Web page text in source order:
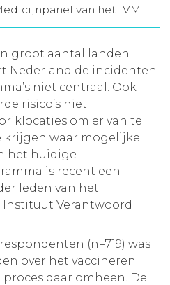
van het IVM.
groot aantal landen
Nederland de incidenten
niet centraal. Ook
risico’s niet
om er van te
krijgen waar mogelijke
het huidige
is recent een
leden van het
Verantwoord
(n=719) was
over het vaccineren
proces daar omheen. De